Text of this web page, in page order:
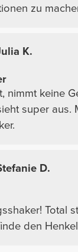
zu
K.
nimmt keine
super aus.
D.
Total
den